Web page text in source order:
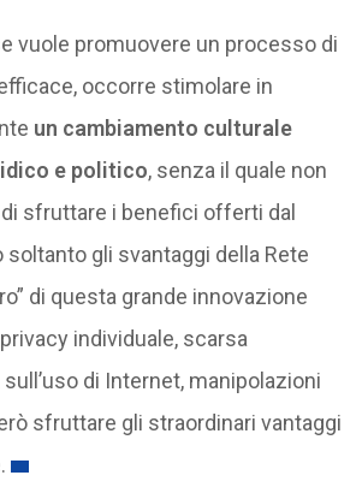
vuole promuovere un processo di
occorre stimolare in
un cambiamento culturale
e politico, senza il quale non
sfruttare i benefici offerti dal
soltanto gli svantaggi della Rete
di questa grande innovazione
individuale, scarsa
di Internet, manipolazioni
sfruttare gli straordinari vantaggi